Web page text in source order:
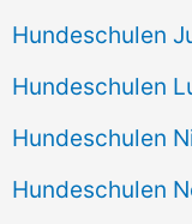
Hundeschulen
Hundeschulen
Hundeschulen
Hundeschulen